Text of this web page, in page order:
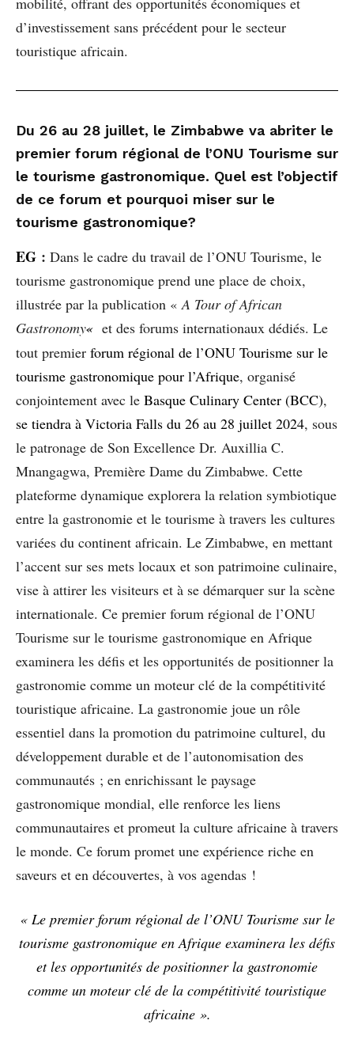
d’investissement sans précédent pour le secteur
touristique africain.
Du 26 au 28 juillet, le Zimbabwe va abriter le
premier forum régional de l’ONU Tourisme sur
le tourisme gastronomique. Quel est l’objectif
de ce forum et pourquoi miser sur le
tourisme gastronomique?
EG : Dans le cadre du travail de l’ONU Tourisme, le
tourisme gastronomique prend une place de choix,
illustrée par la publication « A Tour of African
Gastronomy« et des forums internationaux dédiés. Le
tout premier forum régional de l’ONU Tourisme sur le
tourisme gastronomique pour l’Afrique, organisé
conjointement avec le Basque Culinary Center (BCC),
se tiendra à Victoria Falls du 26 au 28 juillet 2024, sous
le patronage de Son Excellence Dr. Auxillia C.
Mnangagwa, Première Dame du Zimbabwe. Cette
plateforme dynamique explorera la relation symbiotique
entre la gastronomie et le tourisme à travers les cultures
variées du continent africain. Le Zimbabwe, en mettant
l’accent sur ses mets locaux et son patrimoine culinaire,
vise à attirer les visiteurs et à se démarquer sur la scène
internationale. Ce premier forum régional de l’ONU
Tourisme sur le tourisme gastronomique en Afrique
examinera les défis et les opportunités de positionner la
gastronomie comme un moteur clé de la compétitivité
touristique africaine. La gastronomie joue un rôle
essentiel dans la promotion du patrimoine culturel, du
développement durable et de l’autonomisation des
communautés ; en enrichissant le paysage
gastronomique mondial, elle renforce les liens
communautaires et promeut la culture africaine à travers
le monde. Ce forum promet une expérience riche en
saveurs et en découvertes, à vos agendas !
« Le premier forum régional de l’ONU Tourisme sur le
tourisme gastronomique en Afrique examinera les défis
et les opportunités de positionner la gastronomie
comme un moteur clé de la compétitivité touristique
africaine ».